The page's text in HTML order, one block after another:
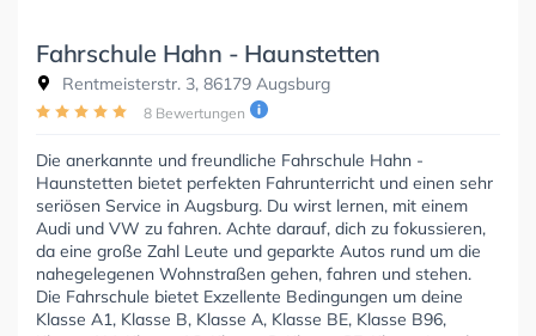
Fahrschule Hahn - Haunstetten
Rentmeisterstr. 3, 86179 Augsburg
8 Bewertungen
Die anerkannte und freundliche Fahrschule Hahn -
Haunstetten bietet perfekten Fahrunterricht und einen sehr
seriösen Service in Augsburg. Du wirst lernen, mit einem
Audi und VW zu fahren. Achte darauf, dich zu fokussieren,
da eine große Zahl Leute und geparkte Autos rund um die
nahegelegenen Wohnstraßen gehen, fahren und stehen.
Die Fahrschule bietet Exzellente Bedingungen um deine
Klasse A1, Klasse B, Klasse A, Klasse BE, Klasse B96,